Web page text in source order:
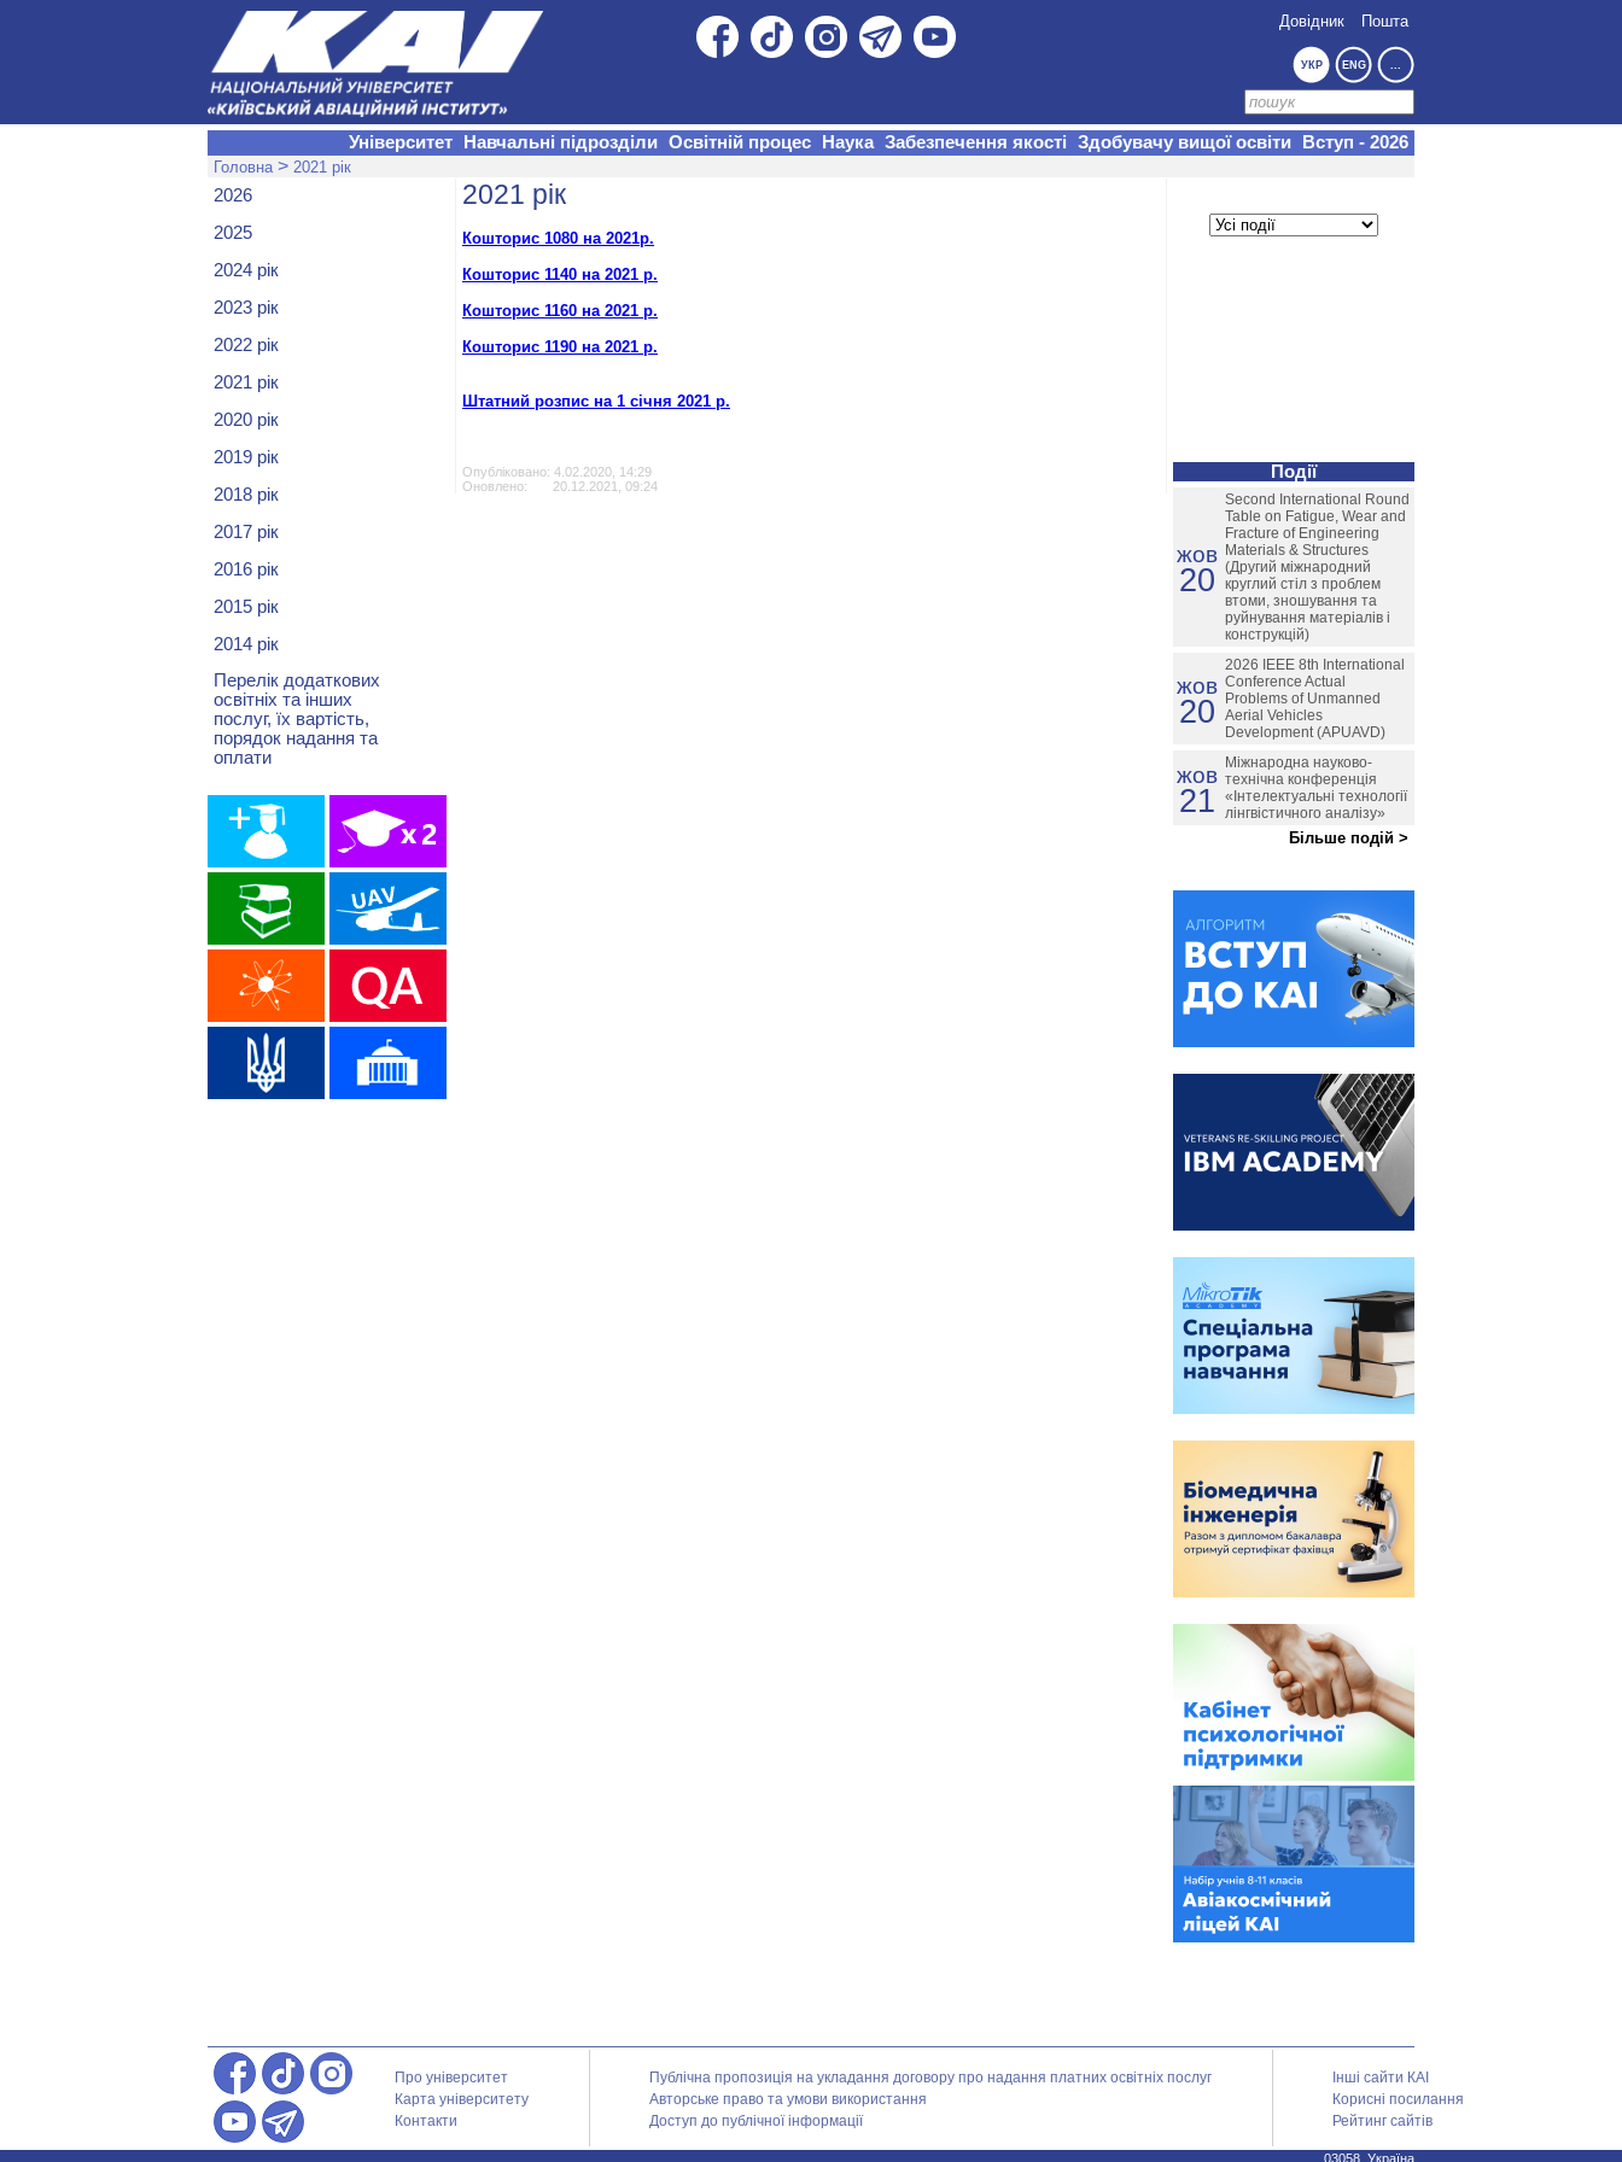
Довідник Пошта
УКР ENG ...
Університет Навчальні підрозділи Освітній процес Наука Забезпечення якості Здобувачу вищої освіти Вступ - 2026
Головна > 2021 рік
Події
жов
20
Second International Round
Table on Fatigue, Wear and
Fracture of Engineering
Materials & Structures
(Другий міжнародний
круглий стіл з проблем
втоми, зношування та
руйнування матеріалів і
конструкцій)
жов
20
2026 IEEE 8th International
Conference Actual
Problems of Unmanned
Aerial Vehicles
Development (APUAVD)
жов
21
Міжнародна науково-
технічна конференція
«Інтелектуальні технології
лінгвістичного аналізу»
Більше подій >
2021 рік
Кошторис 1080 на 2021р.
Кошторис 1140 на 2021 р.
Кошторис 1160 на 2021 р.
Кошторис 1190 на 2021 р.
Штатний розпис на 1 січня 2021 р.
Опубліковано: 4.02.2020, 14:29
Оновлено: 20.12.2021, 09:24
2026
2025
2024 рік
2023 рік
2022 рік
2021 рік
2020 рік
2019 рік
2018 рік
2017 рік
2016 рік
2015 рік
2014 рік
Перелік додаткових
освітніх та інших
послуг, їх вартість,
порядок надання та
оплати
Про університет
Карта університету
Контакти
Публічна пропозиція на укладання договору про надання платних освітніх послуг
Авторське право та умови використання
Доступ до публічної інформації
Інші сайти КАІ
Корисні посилання
Рейтинг сайтів
03058, Україна